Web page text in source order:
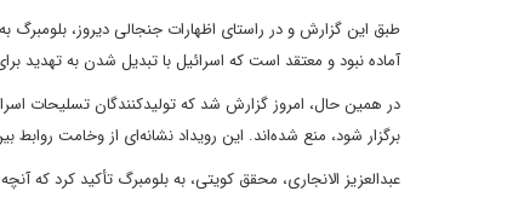
طبق این گزارش و در راستای اظهارات جنجالی دیروز،
آماده نبود و معتقد است که اسرائیل با تبدیل شدن به تهدید
در همین حال، امروز گزارش شد که تولیدکنندگان تسلیحات
برگزار شود، منع شده‌اند. این رویداد نشانه‌ای از وخامت
عبدالعزیز الانجاری، محقق کویتی، به بلومبرگ تأکید کرد که